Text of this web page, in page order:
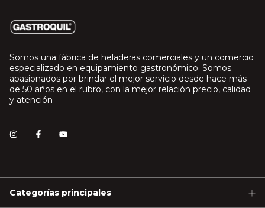
Somos una fábrica de heladeras comerciales y un comercio
especializado en equipamiento gastronómico. Somos
apasionados por brindar el mejor servicio desde hace más
de 50 años en el rubro, con la mejor relación precio, calidad
y atención
Categorías principales